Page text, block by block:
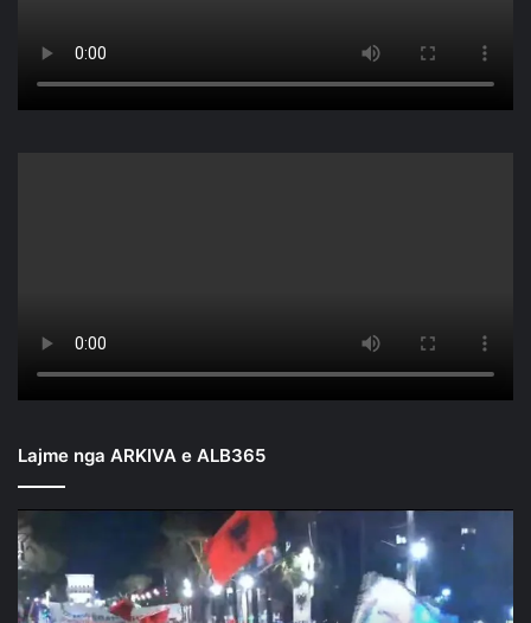
Lajme nga ARKIVA e ALB365
Mbyllen
fjalimet
para
Kryeministrisë/